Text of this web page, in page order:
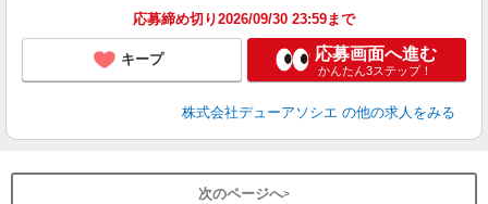
応募締め切り2026/09/30 23:59まで
キープ 応募画面へ進む
かんたん3ステップ！
株式会社デューアソシエ の他の求人をみる
次のページへ